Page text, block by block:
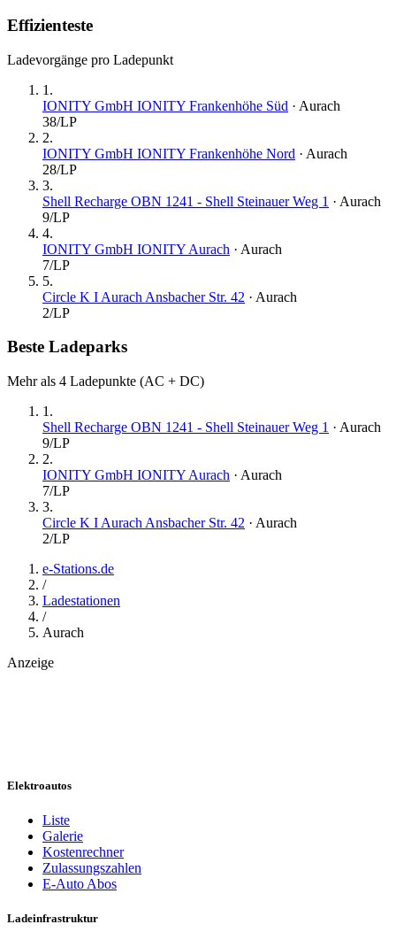
Effizienteste
Ladevorgänge pro Ladepunkt
1 .
IONITY GmbH IONITY Frankenhöhe Süd · Aurach
38/LP
2.
IONITY GmbH IONITY Frankenhöhe Nord · Aurach
28/LP
3.
Shell Recharge OBN 1241 - Shell Steinauer Weg 1 · Aurach
9/LP
4.
IONITY GmbH IONITY Aurach · Aurach
7/LP
5.
Circle K I Aurach Ansbacher Str. 42 · Aurach
2/LP
Beste Ladeparks
Mehr als 4 Ladepunkte (AC + DC)
1 .
Shell Recharge OBN 1241 - Shell Steinauer Weg 1 · Aurach
9/LP
2.
IONITY GmbH IONITY Aurach · Aurach
7/LP
3.
Circle K I Aurach Ansbacher Str. 42 · Aurach
2/LP
e-Stations.de
/
Ladestationen
/
Aurach
Anzeige
Elektroautos
Liste
Galerie
Kostenrechner
Zulassungszahlen
E-Auto Abos
Ladeinfrastruktur